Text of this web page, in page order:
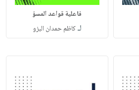
فاعلية قواعد المسؤ
لـكاظم حمدان البزو